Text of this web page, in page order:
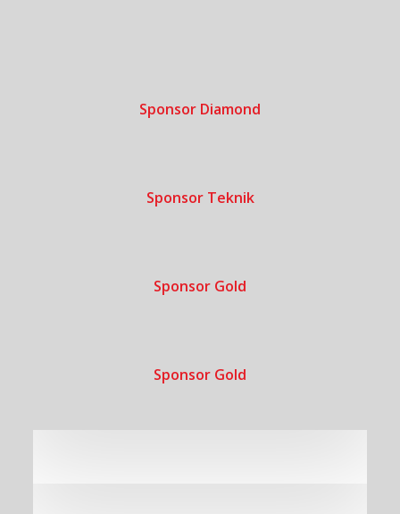
Sponsor Diamond
Sponsor Teknik
Sponsor Gold
Sponsor Gold